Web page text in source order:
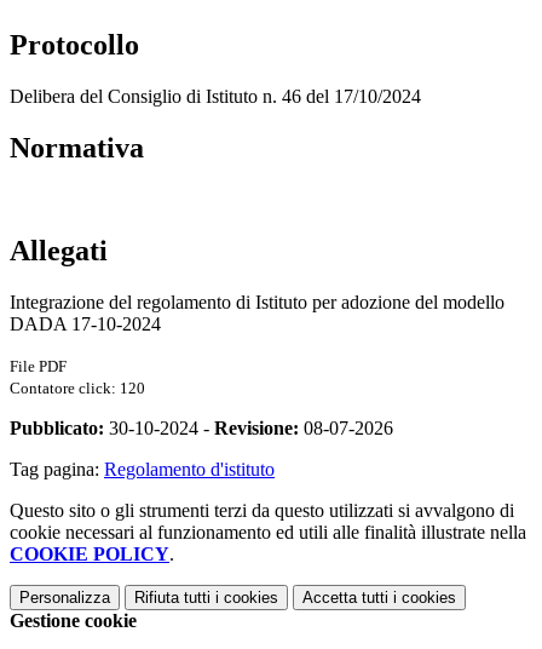
Protocollo
Delibera del Consiglio di Istituto n. 46 del 17/10/2024
Normativa
Allegati
Integrazione del regolamento di Istituto per adozione del modello
DADA 17-10-2024
File PDF
Contatore click: 120
Pubblicato: 30-10-2024 - Revisione: 08-07-2026
Tag pagina: Regolamento d'istituto
Questo sito o gli strumenti terzi da questo utilizzati si avvalgono di
cookie necessari al funzionamento ed utili alle finalità illustrate nella
COOKIE POLICY.
Personalizza Rifiuta tutti i cookies Accetta tutti i cookies
Gestione cookie